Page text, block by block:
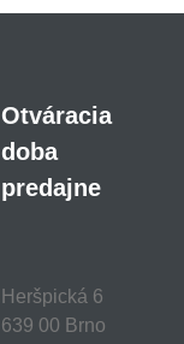
Otváracia
doba
predajne
Heršpická 6
639 00 Brno